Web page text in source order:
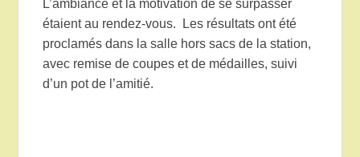
L’ambiance et la motivation de se surpasser
étaient au rendez-vous. Les résultats ont été
proclamés dans la salle hors sacs de la station,
avec remise de coupes et de médailles, suivi
d’un pot de l’amitié.